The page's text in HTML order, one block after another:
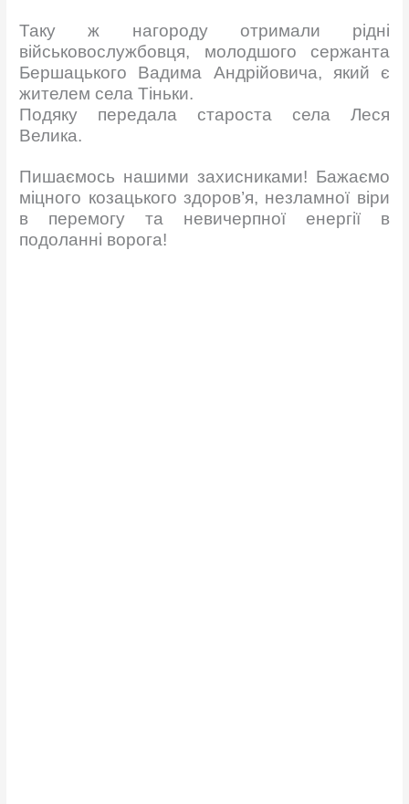
Таку ж нагороду отримали рідні
військовослужбовця, молодшого сержанта
Бершацького Вадима Андрійовича, який є
жителем села Тіньки.
Подяку передала староста села Леся
Велика.
Пишаємось нашими захисниками! Бажаємо
міцного козацького здоров’я, незламної віри
в перемогу та невичерпної енергії в
подоланні ворога!